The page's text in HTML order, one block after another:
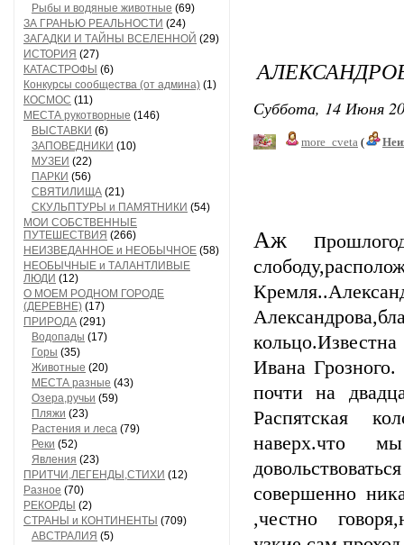
Рыбы и водяные животные (69)
ЗА ГРАНЬЮ РЕАЛЬНОСТИ (24)
ЗАГАДКИ И ТАЙНЫ ВСЕЛЕННОЙ (29)
ИСТОРИЯ (27)
КАТАСТРОФЫ (6)
Конкурсы сообщества (от админа) (1)
КОСМОС (11)
МЕСТА рукотворные (146)
ВЫСТАВКИ (6)
ЗАПОВЕДНИКИ (10)
МУЗЕИ (22)
ПАРКИ (56)
СВЯТИЛИЩА (21)
СКУЛЬПТУРЫ и ПАМЯТНИКИ (54)
МОИ СОБСТВЕННЫЕ
ПУТЕШЕСТВИЯ (266)
НЕИЗВЕДАННОЕ и НЕОБЫЧНОЕ (58)
НЕОБЫЧНЫЕ и ТАЛАНТЛИВЫЕ
ЛЮДИ (12)
О МОЕМ РОДНОМ ГОРОДЕ
(ДЕРЕВНЕ) (17)
ПРИРОДА (291)
Водопады (17)
Горы (35)
Животные (20)
МЕСТА разные (43)
Озера,ручьи (59)
Пляжи (23)
Растения и леса (79)
Реки (52)
Явления (23)
ПРИТЧИ,ЛЕГЕНДЫ,СТИХИ (12)
Разное (70)
РЕКОРДЫ (2)
СТРАНЫ и КОНТИНЕНТЫ (709)
АВСТРАЛИЯ (5)
Суббота, 14 Июня
more_cveta (
Аж п
Ивана
почти на
Распятская
наверх.что
совершенно
,честно